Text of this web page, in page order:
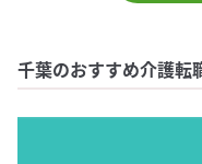
千葉のおすすめ介護